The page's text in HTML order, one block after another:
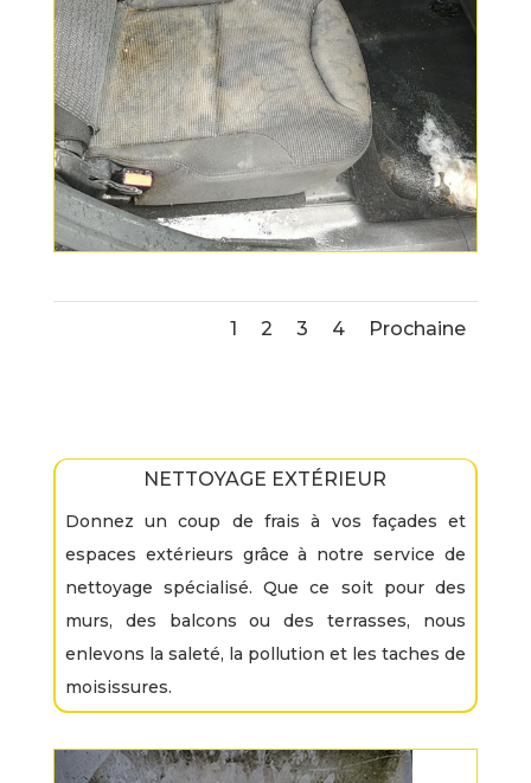
1 2 3 4 Prochaine
NETTOYAGE EXTÉRIEUR
Donnez un coup de frais à vos façades et
espaces extérieurs grâce à notre service de
nettoyage spécialisé. Que ce soit pour des
murs, des balcons ou des terrasses, nous
enlevons la saleté, la pollution et les taches de
moisissures.